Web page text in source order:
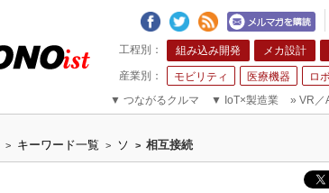
組み込み開発 メカ設計
モビリティ 医療機器 ロ
▼ つながるクルマ ▼ IoT×製造業 » VR／
> キーワード一覧 > ソ > 相互接続